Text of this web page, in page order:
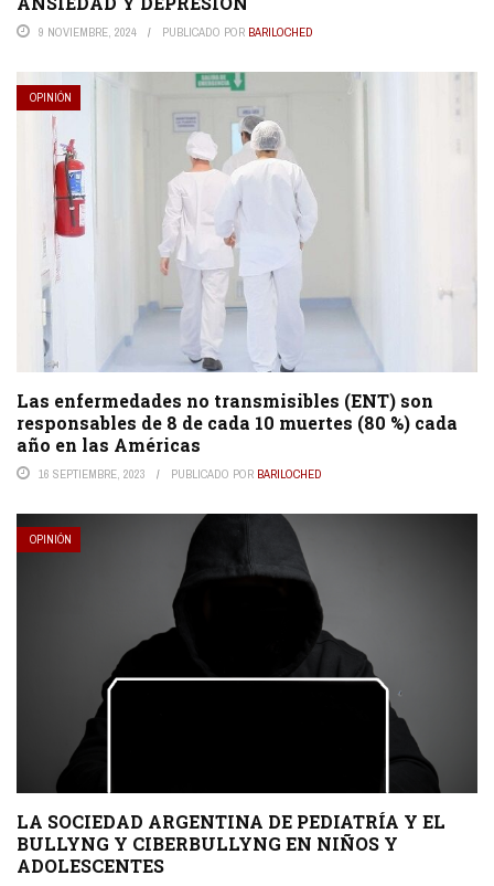
9 NOVIEMBRE, 2024 PUBLICADO POR BARILOCHED
OPINIÓN
Las enfermedades no transmisibles (ENT) son
responsables de 8 de cada 10 muertes (80 %) cada
año en las Américas
16 SEPTIEMBRE, 2023 PUBLICADO POR BARILOCHED
OPINIÓN
LA SOCIEDAD ARGENTINA DE PEDIATRÍA Y EL
BULLYNG Y CIBERBULLYNG EN NIÑOS Y
ADOLESCENTES